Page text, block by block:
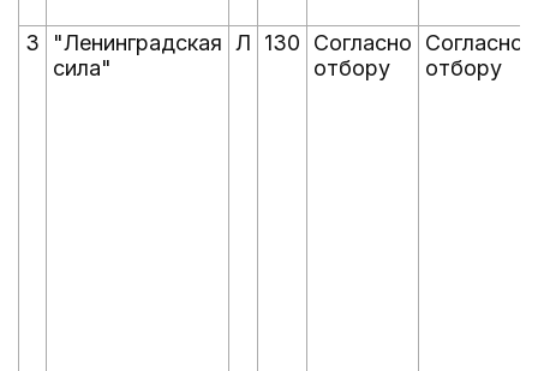
3
"Ленинградская
сила"
Л 130
Согласно
отбору
Согласно
отбору